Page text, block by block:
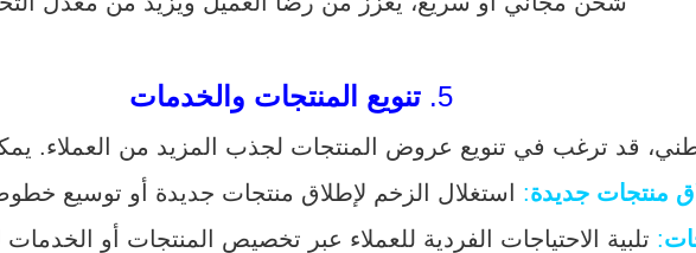
5. تنويع المنتجات والخدمات
قد ترغب في تنويع عروض المنتجات لجذب المزيد من العملاء.
منتجات جديدة: استغلال الزخم لإطلاق منتجات جديدة أو توسيع خطوط
: تلبية الاحتياجات الفردية للعملاء عبر تخصيص المنتجات أو